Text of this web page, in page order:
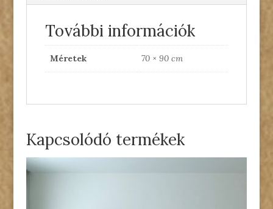
További információk
Méretek 70 × 90 cm
Kapcsolódó termékek